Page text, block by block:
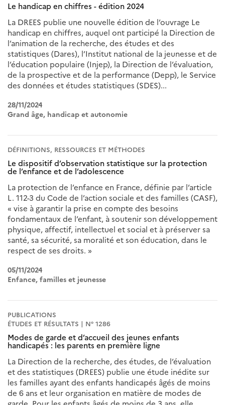
Le handicap en chiffres - édition 2024
La DREES publie une nouvelle édition de l’ouvrage Le
handicap en chiffres, auquel ont participé la Direction de
l’animation de la recherche, des études et des
statistiques (Dares), l’Institut national de la jeunesse et de
l’éducation populaire (Injep), la Direction de l’évaluation,
de la prospective et de la performance (Depp), le Service
des données et études statistiques (SDES)...
28/11/2024
Grand âge, handicap et autonomie
DÉFINITIONS, RESSOURCES ET MÉTHODES
Le dispositif d’observation statistique sur la protection
de l’enfance et de l’adolescence
La protection de l’enfance en France, définie par l’article
L. 112-3 du Code de l’action sociale et des familles (CASF),
« vise à garantir la prise en compte des besoins
fondamentaux de l’enfant, à soutenir son développement
physique, affectif, intellectuel et social et à préserver sa
santé, sa sécurité, sa moralité et son éducation, dans le
respect de ses droits. »
05/11/2024
Enfance, familles et jeunesse
PUBLICATIONS
ÉTUDES ET RÉSULTATS | N° 1286
Modes de garde et d’accueil des jeunes enfants
handicapés : les parents en première ligne
La Direction de la recherche, des études, de l’évaluation
et des statistiques (DREES) publie une étude inédite sur
les familles ayant des enfants handicapés âgés de moins
de 6 ans et leur organisation en matière de modes de